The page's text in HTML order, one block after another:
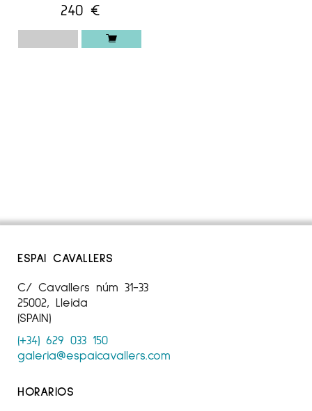
240 €
ESPAI CAVALLERS
C/ Cavallers núm 31-33
25002, Lleida
(SPAIN)
(+34) 629 033 150
galeria@espaicavallers.com
HORARIOS